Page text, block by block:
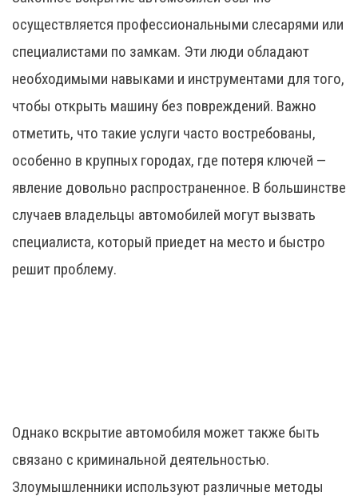
осуществляется профессиональными слесарями или
специалистами по замкам. Эти люди обладают
необходимыми навыками и инструментами для того,
чтобы открыть машину без повреждений. Важно
отметить, что такие услуги часто востребованы,
особенно в крупных городах, где потеря ключей —
явление довольно распространенное. В большинстве
случаев владельцы автомобилей могут вызвать
специалиста, который приедет на место и быстро
решит проблему.
Однако вскрытие автомобиля может также быть
связано с криминальной деятельностью.
Злоумышленники используют различные методы